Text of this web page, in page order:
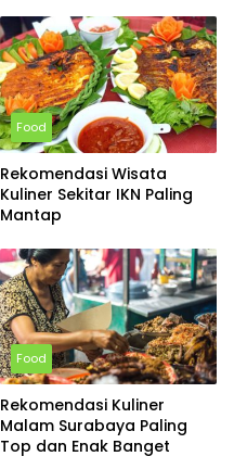
Food
Rekomendasi Wisata
Kuliner Sekitar IKN Paling
Mantap
Food
Rekomendasi Kuliner
Malam Surabaya Paling
Top dan Enak Banget